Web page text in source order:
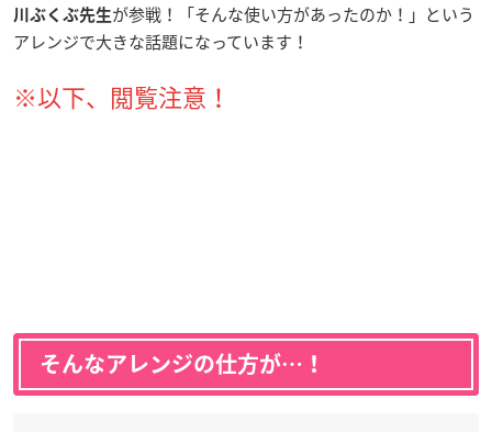
川ぶくぶ先生が参戦！「そんな使い方があったのか！」という
アレンジで大きな話題になっています！
※以下、閲覧注意！
そんなアレンジの仕方が…！